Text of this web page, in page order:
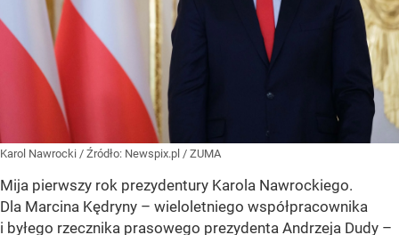
Karol Nawrocki / Źródło: Newspix.pl / ZUMA
Mija pierwszy rok prezydentury Karola Nawrockiego.
Dla Marcina Kędryny – wieloletniego współpracownika
i byłego rzecznika prasowego prezydenta Andrzeja Dudy –